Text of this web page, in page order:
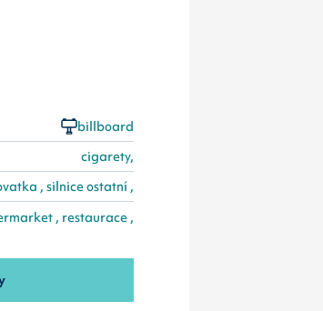
billboard
cigarety,
, silnice ostatní ,
, restaurace ,